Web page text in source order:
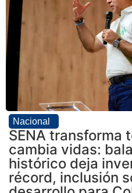
Nacional
SENA transforma
cambia vidas:
histórico deja
récord, inclusión